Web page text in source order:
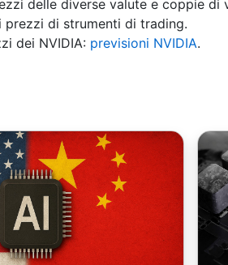
delle diverse valute e coppie di
di strumenti di trading.
dei NVIDIA: previsioni NVIDIA.